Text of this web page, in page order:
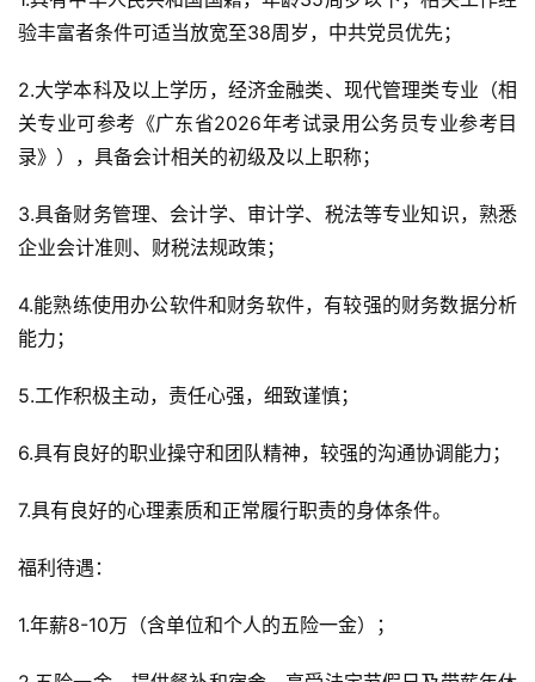
验丰富者条件可适当放宽至38周岁，中共党员优先；
2.大学本科及以上学历，经济金融类、现代管理类专业（相
关专业可参考《广东省2026年考试录用公务员专业参考目
录》），具备会计相关的初级及以上职称；
3.具备财务管理、会计学、审计学、税法等专业知识，熟悉
企业会计准则、财税法规政策；
4.能熟练使用办公软件和财务软件，有较强的财务数据分析
能力；
5.工作积极主动，责任心强，细致谨慎；
6.具有良好的职业操守和团队精神，较强的沟通协调能力；
7.具有良好的心理素质和正常履行职责的身体条件。
福利待遇：
1.年薪8-10万（含单位和个人的五险一金）；